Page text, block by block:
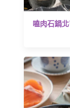
嗑肉石鍋